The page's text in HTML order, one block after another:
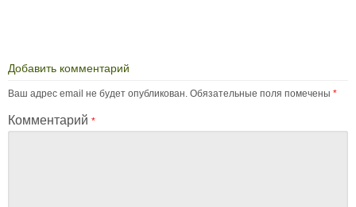
Добавить комментарий
Ваш адрес email не будет опубликован. Обязательные поля помечены *
Комментарий *